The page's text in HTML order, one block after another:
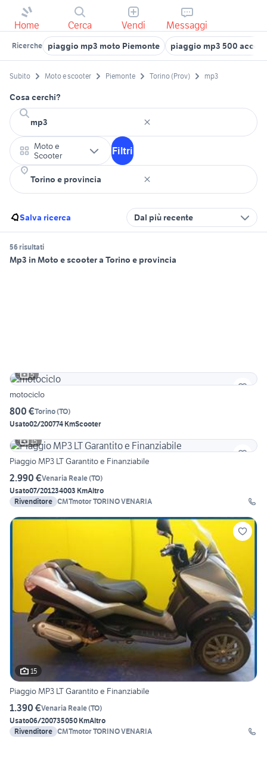
Home Cerca Vendi Messaggi
Ricerche piaggio mp3 moto Piemonte piaggio mp3 500
Subito Moto e scooter Piemonte Torino (Prov) mp3
Cosa cerchi?
Moto e
Scooter
Filtri
Salva ricerca Dal più recente
56 risultati
Mp3 in Moto e scooter a Torino e provincia
5
motociclo
800 €Torino(TO)
Usato02/200774 KmScooter
15
Piaggio MP3 LT Garantito e Finanziabile
2.990 €Venaria Reale(TO)
Usato07/201234003 KmAltro
Rivenditore CMTmotor TORINO VENARIA
15
Piaggio MP3 LT Garantito e Finanziabile
1.390 €Venaria Reale(TO)
Usato06/200735050 KmAltro
Rivenditore CMTmotor TORINO VENARIA